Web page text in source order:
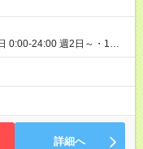
0:00-24:00 週2日～・1日
〇昼帯 9:00-14:00 〇午
〇深夜帯 22:00-翌5:00 基
詳細へ